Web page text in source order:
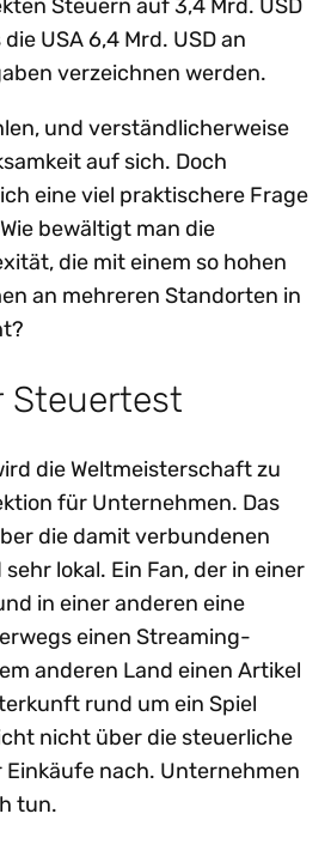
Steuern auf 3,4 Mrd. USD
USA 6,4 Mrd. USD an
verzeichnen werden.
und verständlicherweise
auf sich. Doch
eine viel praktischere Frage
bewältigt man die
die mit einem so hohen
an mehreren Standorten in
Steuertest
die Weltmeisterschaft zu
für Unternehmen. Das
die damit verbundenen
lokal. Ein Fan, der in einer
in einer anderen eine
einen Streaming-
anderen Land einen Artikel
rund um ein Spiel
nicht über die steuerliche
nach. Unternehmen
tun.